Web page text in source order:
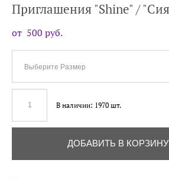
Приглашения "Shine" /
от 500 pуб.
Выберите Размер
В наличии: 1970шт.
ДОБАВИТЬ В КОРЗИНУ